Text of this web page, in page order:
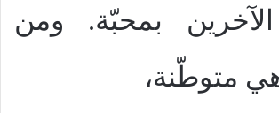
بمحبّة. ومن
متوطّنة،